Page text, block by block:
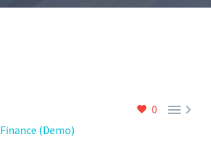
0 
Finance (Demo)